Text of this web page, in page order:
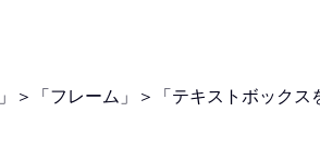
＞「フレーム」＞「テキストボックス